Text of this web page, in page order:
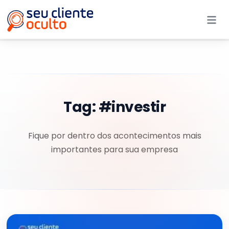
Tag:#investir
Fique por dentro dos acontecimentos mais
importantes para sua empresa